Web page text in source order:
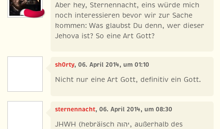
Aber hey, Sternennacht, eins würde mich
noch interessieren bevor wir zur Sache
kommen: Was glaubst Du denn, wer dieser
Jehova ist? So eine Art Gott?
sh0rty, 06. April 2014, um 01:10
Nicht nur eine Art Gott, definitiv ein Gott.
sternennacht, 06. April 2014, um 08:30
JHWH (hebräisch ‏יהוה‎, außerhalb des